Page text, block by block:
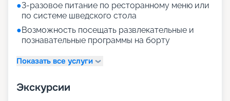
●3-разовое питание по ресторанному меню или
по системе шведского стола
●Возможность посещать развлекательные и
познавательные программы на борту
Показать все услуги
Экскурсии